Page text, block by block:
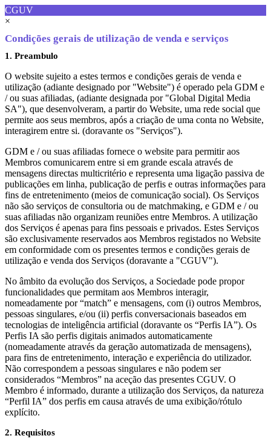
CGUV
×
Condições gerais de utilização de venda e serviços
1. Preambulo
O website sujeito a estes termos e condições gerais de venda e
utilização (adiante designado por "Website") é operado pela GDM e
/ ou suas afiliadas, (adiante designada por "Global Digital Media
SA"), que desenvolveram, a partir do Website, uma rede social que
permite aos seus membros, após a criação de uma conta no Website,
interagirem entre si. (doravante os "Serviços").
GDM e / ou suas afiliadas fornece o website para permitir aos
Membros comunicarem entre si em grande escala através de
mensagens directas multicritério e representa uma ligação passiva de
publicações em linha, publicação de perfis e outras informações para
fins de entretenimento (meios de comunicação social). Os Serviços
não são serviços de consultoria ou de matchmaking, e GDM e / ou
suas afiliadas não organizam reuniões entre Membros. A utilização
dos Serviços é apenas para fins pessoais e privados. Estes Serviços
são exclusivamente reservados aos Membros registados no Website
em conformidade com os presentes termos e condições gerais de
utilização e venda dos Serviços (doravante a "CGUV").
No âmbito da evolução dos Serviços, a Sociedade pode propor
funcionalidades que permitam aos Membros interagir,
nomeadamente por “match” e mensagens, com (i) outros Membros,
pessoas singulares, e/ou (ii) perfis conversacionais baseados em
tecnologias de inteligência artificial (doravante os “Perfis IA”). Os
Perfis IA são perfis digitais animados automaticamente
(nomeadamente através da geração automatizada de mensagens),
para fins de entretenimento, interação e experiência do utilizador.
Não correspondem a pessoas singulares e não podem ser
considerados “Membros” na aceção das presentes CGUV. O
Membro é informado, durante a utilização dos Serviços, da natureza
“Perfil IA” dos perfis em causa através de uma exibição/rótulo
explícito.
2. Requisitos